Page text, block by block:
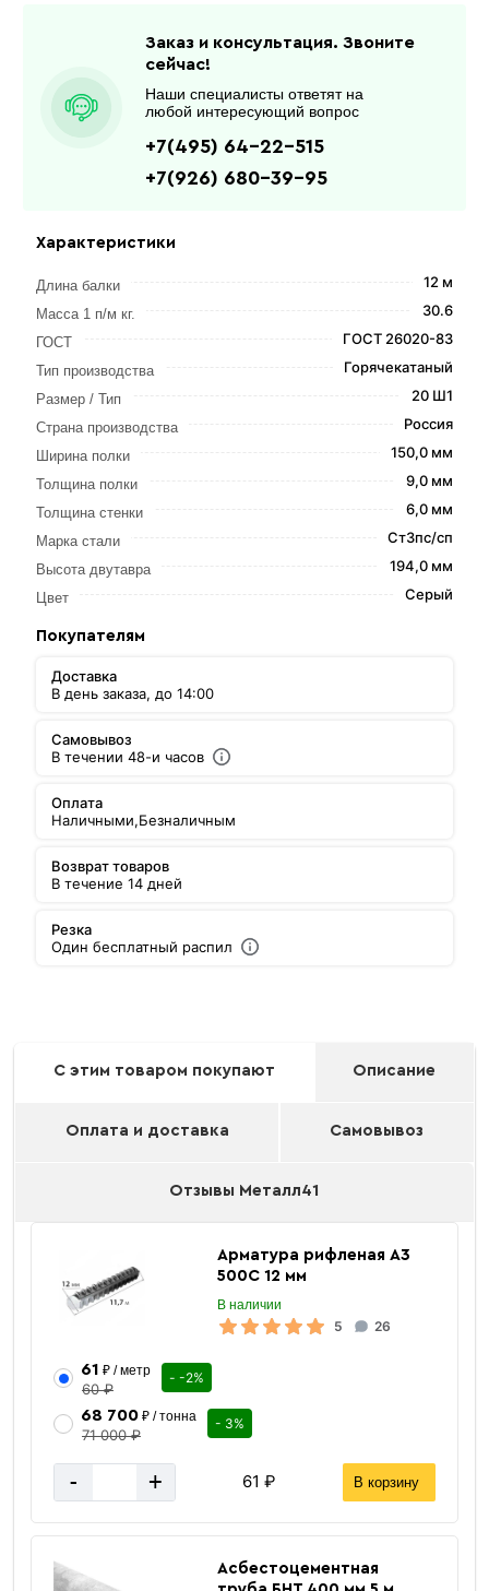
Характеристики
Длина балки 12 м
Масса 1 п/м кг. 30.6
ГОСТ ГОСТ 26020-83
Тип производства Горячекатаный
Размер / Тип 20 Ш1
Страна производства Россия
Ширина полки 150,0 мм
Толщина полки 9,0 мм
Толщина стенки 6,0 мм
Марка стали Ст3пс/сп
Высота двутавра 194,0 мм
Цвет Серый
Покупателям
Доставка
В день заказа, до 14:00
Самовывоз
В течении 48-и часов
Оплата
Наличными,Безналичным
Возврат товаров
В течение 14 дней
Резка
Один бесплатный распил
Заказ и консультация. Звоните
сейчас!
Наши специалисты ответят на
любой интересующий вопрос
+7(495) 64-22-515
+7(926) 680-39-95
С этим товаром покупают Описание
Оплата и доставка Самовывоз
Отзывы Металл41
Арматура рифленая А3
500С 12 мм
В наличии
5 26
61 ₽ / метр
60 ₽
- -2%
68 700₽ / тонна
71 000 ₽
- 3%
- + 61 ₽ В корзину
Асбестоцементная